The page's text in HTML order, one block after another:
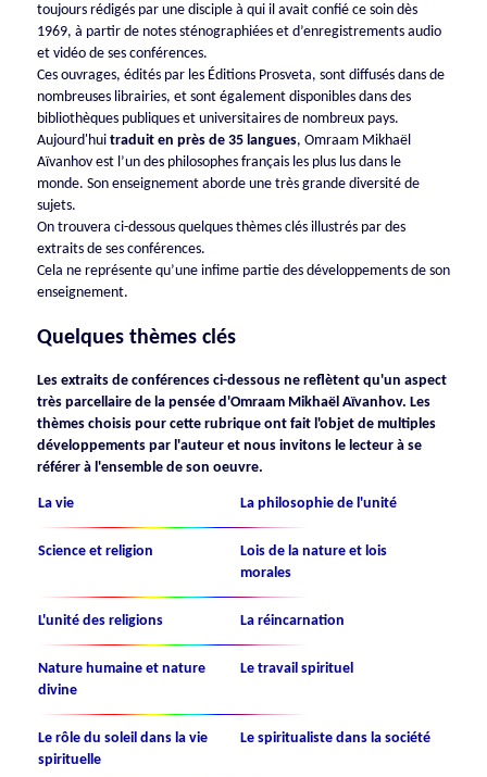
toujours rédigés par une disciple à qui il avait confié ce soin dès
1969, à partir de notes sténographiées et d’enregistrements audio
et vidéo de ses conférences.
Ces ouvrages, édités par les Éditions Prosveta, sont diffusés dans de
nombreuses librairies, et sont également disponibles dans des
bibliothèques publiques et universitaires de nombreux pays.
Aujourd'hui traduit en près de 35 langues, Omraam Mikhaël
Aïvanhov est l’un des philosophes français les plus lus dans le
monde. Son enseignement aborde une très grande diversité de
sujets.
On trouvera ci-dessous quelques thèmes clés illustrés par des
extraits de ses conférences.
Cela ne représente qu’une infime partie des développements de son
enseignement.
Quelques thèmes clés
Les extraits de conférences ci-dessous ne reflètent qu'un aspect
très parcellaire de la pensée d'Omraam Mikhaël Aïvanhov. Les
thèmes choisis pour cette rubrique ont fait l'objet de multiples
développements par l'auteur et nous invitons le lecteur à se
référer à l'ensemble de son oeuvre.
La vie La philosophie de l'unité
Science et religion
Lois de la nature et lois
morales
L'unité des religions La réincarnation
Nature humaine et nature
divine
Le travail spirituel
Le rôle du soleil dans la vie
spirituelle
Le spiritualiste dans la société